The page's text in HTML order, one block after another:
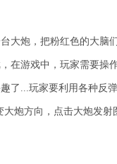
大炮，把粉红色的大脑
在游戏中，玩家需要操
了...玩家要利用各种反
炮方向，点击大炮发射